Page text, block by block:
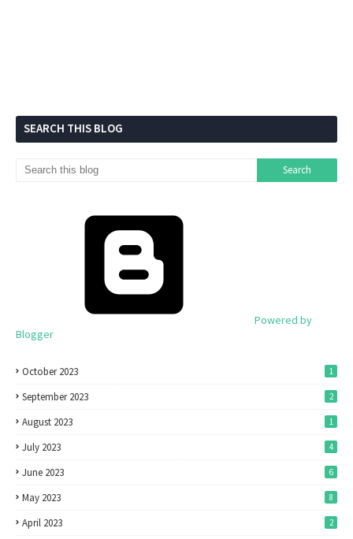
SEARCH THIS BLOG
Powered by
Blogger
October 2023 1
September 2023 2
August 2023 1
July 2023 4
June 2023 6
May 2023 8
April 2023 2